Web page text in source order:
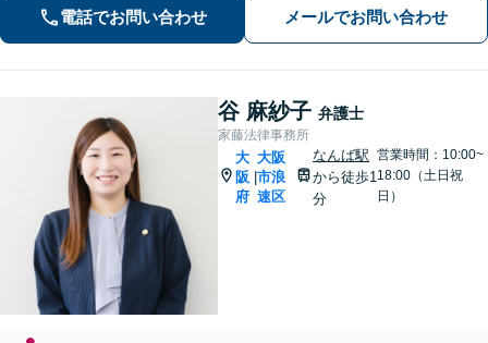
にお電話ください【当日／夜間／休日
の相談可】
電話でお問い合わせ メールでお問い合わせ
谷 麻紗子 弁護士
家藤法律事務所
大
阪
府
|
大阪
市浪
速区
なんば駅
から徒歩1
分
営業時間：10:00~
18:00（土日祝
日）